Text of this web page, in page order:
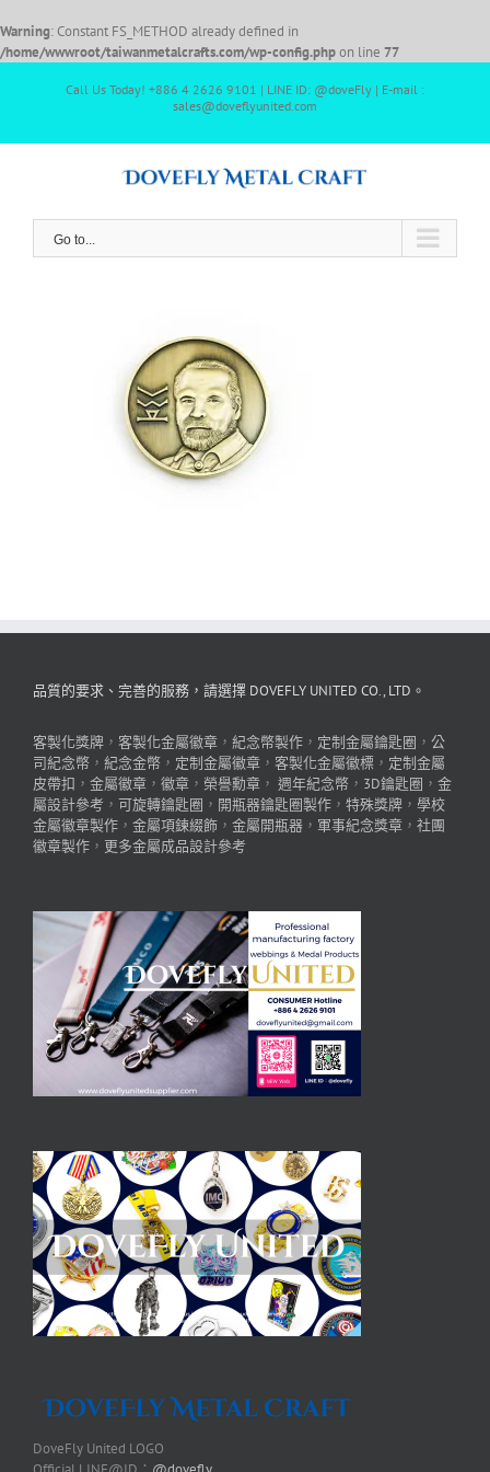
Warning: Constant FS_METHOD already defined in
/home/wwwroot/taiwanmetalcrafts.com/wp-config.phpon line 77
Call Us Today! +886 4 2626 9101 | LINE ID: @doveFly | E-mail :
sales@doveflyunited.com
Go to...
品質的要求、完善的服務，請選擇 DOVEFLY UNITED CO., LTD。
客製化獎牌 ， 客製化金屬徽章 ， 紀念幣製作 ， 定制金屬鑰匙圈 ， 公
司紀念幣 ， 紀念金幣 ， 定制金屬徽章 ， 客製化金屬徽標 ， 定制金屬
皮帶扣 ， 金屬徽章 ， 徽章 ， 榮譽勳章 ， 週年紀念幣 ， 3D鑰匙圈 ， 金
屬設計參考 ， 可旋轉鑰匙圈 ， 開瓶器鑰匙圈製作 ， 特殊獎牌 ， 學校
金屬徽章製作 ， 金屬項鍊綴飾 ， 金屬開瓶器 ， 軍事紀念獎章 ， 社團
徽章製作 ， 更多金屬成品設計參考
DoveFly United LOGO